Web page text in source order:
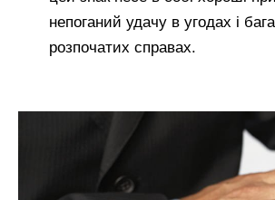
непоганий удачу в угодах і
розпочатих справах.